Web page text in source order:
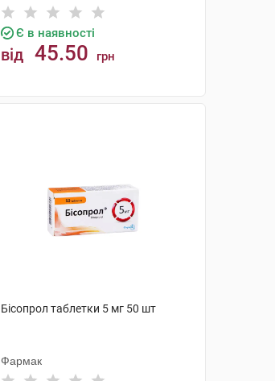
Є в наявності
від 45.50 грн
Бісопрол таблетки 5 мг 50 шт
Фармак